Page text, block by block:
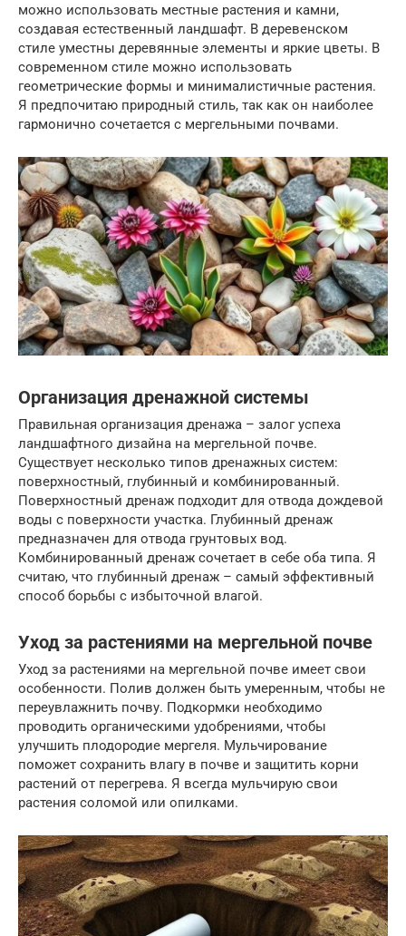
можно использовать местные растения и камни,
создавая естественный ландшафт. В деревенском
стиле уместны деревянные элементы и яркие цветы. В
современном стиле можно использовать
геометрические формы и минималистичные растения.
Я предпочитаю природный стиль, так как он наиболее
гармонично сочетается с мергельными почвами.
Организация дренажной системы
Правильная организация дренажа – залог успеха
ландшафтного дизайна на мергельной почве.
Существует несколько типов дренажных систем:
поверхностный, глубинный и комбинированный.
Поверхностный дренаж подходит для отвода дождевой
воды с поверхности участка. Глубинный дренаж
предназначен для отвода грунтовых вод.
Комбинированный дренаж сочетает в себе оба типа. Я
считаю, что глубинный дренаж – самый эффективный
способ борьбы с избыточной влагой.
Уход за растениями на мергельной почве
Уход за растениями на мергельной почве имеет свои
особенности. Полив должен быть умеренным, чтобы не
переувлажнить почву. Подкормки необходимо
проводить органическими удобрениями, чтобы
улучшить плодородие мергеля. Мульчирование
поможет сохранить влагу в почве и защитить корни
растений от перегрева. Я всегда мульчирую свои
растения соломой или опилками.